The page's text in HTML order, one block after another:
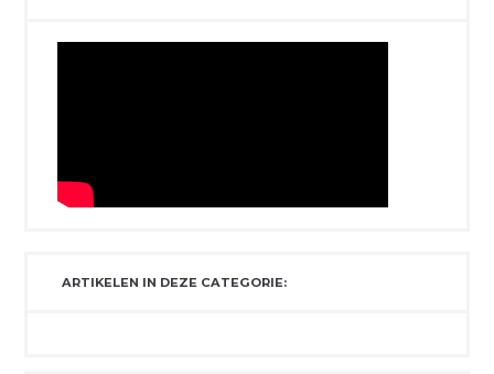
ARTIKELEN IN DEZE CATEGORIE: